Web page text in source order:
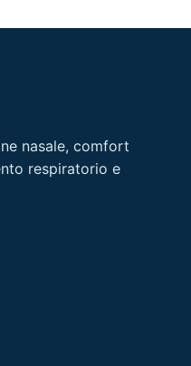
nasale, comfort
respiratorio e